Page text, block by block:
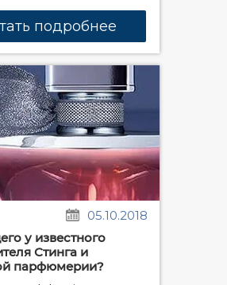
подробнее
05.10.2018
у известного
Стинга и
парфюмерии?